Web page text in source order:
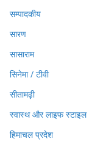
सम्पादकीय
सारण
सासाराम
सिनेमा / टीवी
सीतामढ़ी
स्वास्थ और लाइफ स्टाइल
हिमाचल प्रदेश